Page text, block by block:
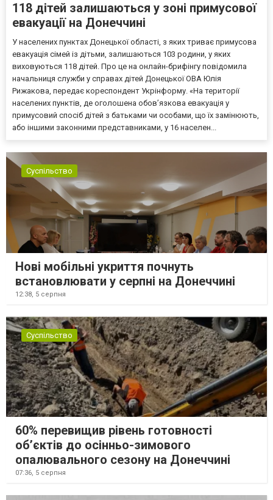
118 дітей залишаються у зоні примусової
евакуації на Донеччині
У населених пунктах Донецької області, з яких триває примусова
евакуація сімей із дітьми, залишаються 103 родини, у яких
виховуються 118 дітей. Про це на онлайн-брифінгу повідомила
начальниця служби у справах дітей Донецької ОВА Юлія
Рижакова, передає кореспондент Укрінформу. «На території
населених пунктів, де оголошена обов’язкова евакуація у
примусовий спосіб дітей з батьками чи особами, що їх замінюють,
або іншими законними представниками, у 16 населен...
Суспільство
Нові мобільні укриття почнуть
встановлювати у серпні на Донеччині
12:38, 5 серпня
Суспільство
60% перевищив рівень готовності
об’єктів до осінньо-зимового
опалювального сезону на Донеччині
07:36, 5 серпня